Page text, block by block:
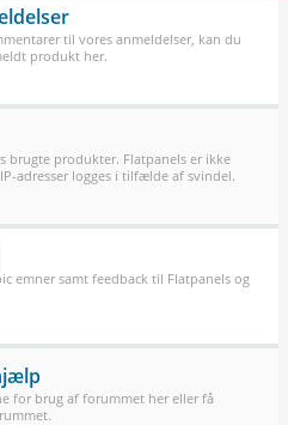
til vores anmeldelser, kan du
produkt her.
brugte produkter. Flatpanels er ikke
adresser logges i tilfælde af svindel.
emner samt feedback til Flatpanels og
for brug af forummet her eller få